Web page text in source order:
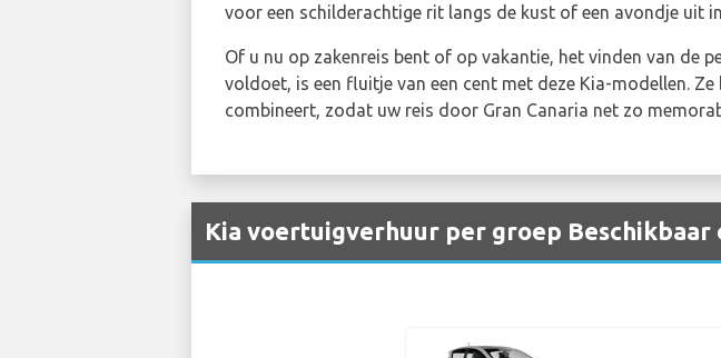
voor een schilderachtige rit langs de kust of een avondje uit
Of u nu op zakenreis bent of op vakantie, het vinden van de
voldoet, is een fluitje van een cent met deze Kia-modellen.
combineert, zodat uw reis door Gran Canaria net zo
Kia voertuigverhuur per groep Beschikbaar